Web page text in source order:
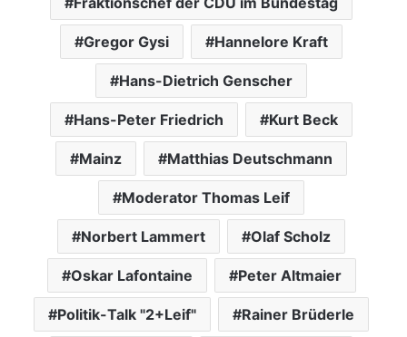
Gregor Gysi Hannelore Kraft
Hans-Dietrich Genscher
Hans-Peter Friedrich Kurt Beck
Mainz Matthias Deutschmann
Moderator Thomas Leif
Norbert Lammert Olaf Scholz
Oskar Lafontaine Peter Altmaier
Politik-Talk "2+Leif" Rainer Brüderle